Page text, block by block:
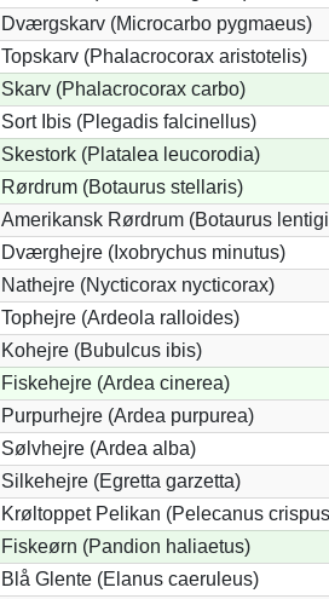
Dværgskarv (Microcarbo pygmaeus)
Topskarv (Phalacrocorax aristotelis)
Skarv (Phalacrocorax carbo)
Sort Ibis (Plegadis falcinellus)
Skestork (Platalea leucorodia)
Rørdrum (Botaurus stellaris)
Amerikansk Rørdrum (Botaurus
Dværghejre (Ixobrychus minutus)
Nathejre (Nycticorax nycticorax)
Tophejre (Ardeola ralloides)
Kohejre (Bubulcus ibis)
Fiskehejre (Ardea cinerea)
Purpurhejre (Ardea purpurea)
Sølvhejre (Ardea alba)
Silkehejre (Egretta garzetta)
Krøltoppet Pelikan (Pelecanus
Fiskeørn (Pandion haliaetus)
Blå Glente (Elanus caeruleus)